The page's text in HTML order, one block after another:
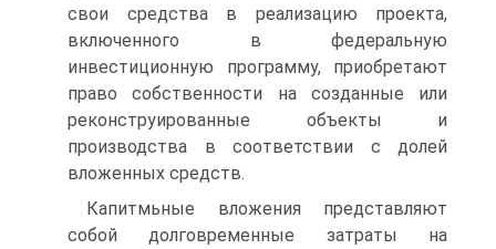
свои средства в реализацию проекта,
включенного в федеральную
инвестиционную программу, приобретают
право собственности на созданные или
реконструированные объекты и
производства в со­ответствии с долей
вложенных средств.
Капитмьные вложения представляют
собой долговременные за­траты на